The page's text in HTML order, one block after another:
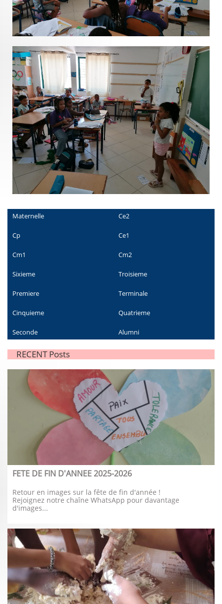
Maternelle Ce2
Cp Ce1
Cm1 Cm2
Sixieme Troisieme
Premiere Terminale
Cinquieme Quatrieme
Seconde Alumni
RECENT Posts
FETE DE FIN D'ANNEE 2025-2026
Retour en images sur la fête de fin d'année !
Rejoignez notre chaîne WhatsApp pour davantage
d'images...